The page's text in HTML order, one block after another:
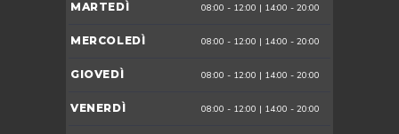
MARTEDÌ 08:00 - 12:00 | 14:00 - 20:00
MERCOLEDÌ 08:00 - 12:00 | 14:00 - 20:00
GIOVEDÌ 08:00 - 12:00 | 14:00 - 20:00
VENERDÌ 08:00 - 12:00 | 14:00 - 20:00